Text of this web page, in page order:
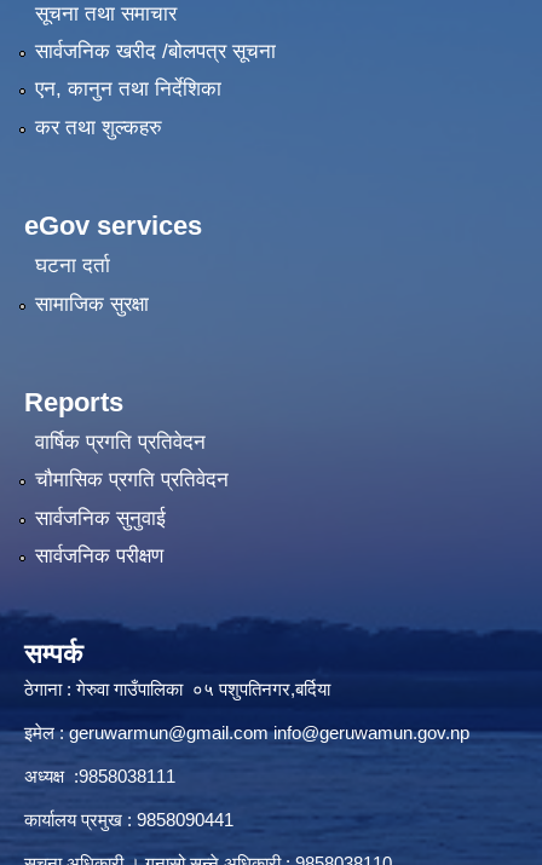
सूचना तथा समाचार
सार्वजनिक खरीद /बोलपत्र सूचना
एन, कानुन तथा निर्देशिका
कर तथा शुल्कहरु
eGov services
घटना दर्ता
सामाजिक सुरक्षा
Reports
वार्षिक प्रगति प्रतिवेदन
चौमासिक प्रगति प्रतिवेदन
सार्वजनिक सुनुवाई
सार्वजनिक परीक्षण
सम्पर्क
ठेगाना : गेरुवा गाउँपालिका ०५ पशुपतिनगर,बर्दिया
इमेल :geruwarmun@gmail.com info@geruwamun.gov.np
अध्यक्ष :9858038111
कार्यालय प्रमुख : 9858090441